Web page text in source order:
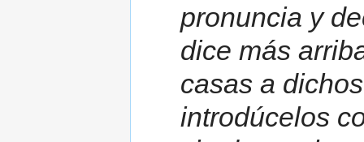
pronuncia y
dice más
casas a
introdúcelos